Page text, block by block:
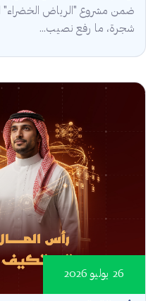
شجرة، ما رفع نصيب...
26 يوليو 2026